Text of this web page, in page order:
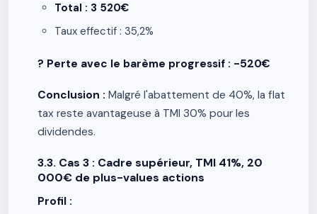
Total : 3 520€
Taux effectif : 35,2%
? Perte avec le barème progressif : -520€
Conclusion : Malgré l'abattement de 40%, la flat
tax reste avantageuse à TMI 30% pour les
dividendes.
3.3. Cas 3 : Cadre supérieur, TMI 41%, 20
000€ de plus-values actions
Profil :